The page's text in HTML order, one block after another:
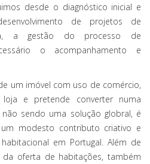
desde o diagnóstico inicial e
de projetos de
a gestão do processo de
o acompanhamento e
um imóvel com uso de comércio,
e pretende converter numa
sendo uma solução globral, é
modesto contributo criativo e
em Portugal. Além de
oferta de habitações, também